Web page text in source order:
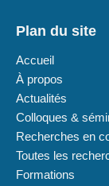
Plan du site
Accueil
À propos
Actualités
Colloques &
Recherches en
Toutes les
Formations